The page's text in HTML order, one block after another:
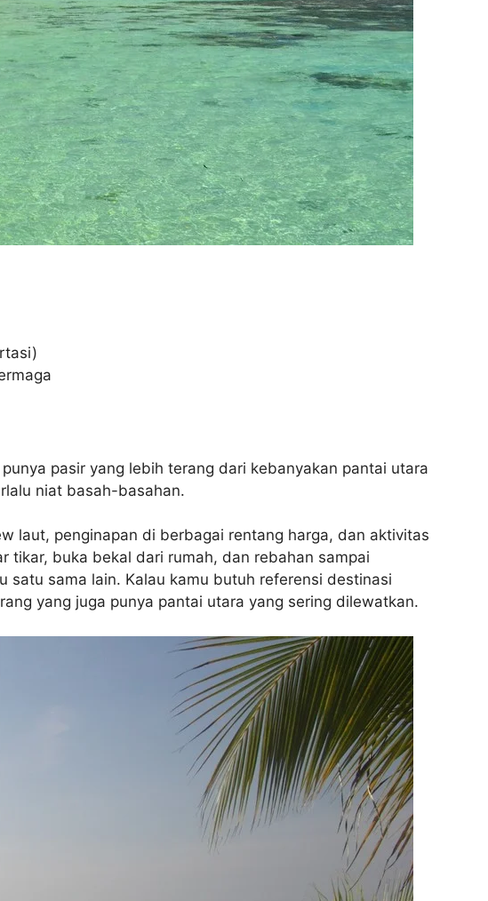
pasir yang lebih terang dari kebanyakan pantai utara
niat basah-basahan.
laut, penginapan di berbagai rentang harga, dan aktivitas
tikar, buka bekal dari rumah, dan rebahan sampai
satu sama lain. Kalau kamu butuh referensi destinasi
yang juga punya pantai utara yang sering dilewatkan.